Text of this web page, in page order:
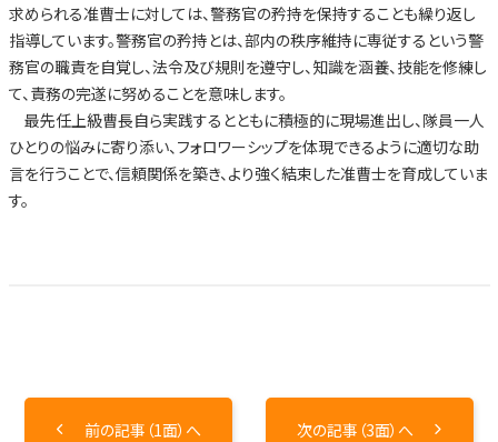
求められる准曹士に対しては、警務官の矜持を保持することも繰り返し
指導しています。警務官の矜持とは、部内の秩序維持に専従するという警
務官の職責を自覚し、法令及び規則を遵守し、知識を涵養、技能を修練し
て、責務の完遂に努めることを意味します。
最先任上級曹長自ら実践するとともに積極的に現場進出し、隊員一人
ひとりの悩みに寄り添い、フォロワーシップを体現できるように適切な助
言を行うことで、信頼関係を築き、より強く結束した准曹士を育成していま
す。
前の記事（1面）へ 次の記事（3面）へ